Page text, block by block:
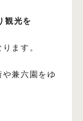
観光を
ます。
兼六園をゆ